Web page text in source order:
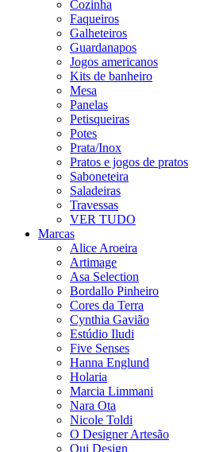
Cozinha
Faqueiros
Galheteiros
Guardanapos
Jogos americanos
Kits de banheiro
Mesa
Panelas
Petisqueiras
Potes
Prata/Inox
Pratos e jogos de pratos
Saboneteira
Saladeiras
Travessas
VER TUDO
Marcas
Alice Aroeira
Artimage
Asa Selection
Bordallo Pinheiro
Cores da Terra
Cynthia Gavião
Estúdio Iludi
Five Senses
Hanna Englund
Holaria
Marcia Limmani
Nara Ota
Nicole Toldi
O Designer Artesão
Oui Design